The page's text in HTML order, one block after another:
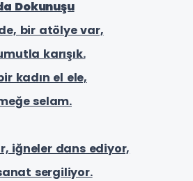
Dokunuşu
bir atölye var,
karışık.
kadın el ele,
selam.
iğneler dans ediyor,
sergiliyor.